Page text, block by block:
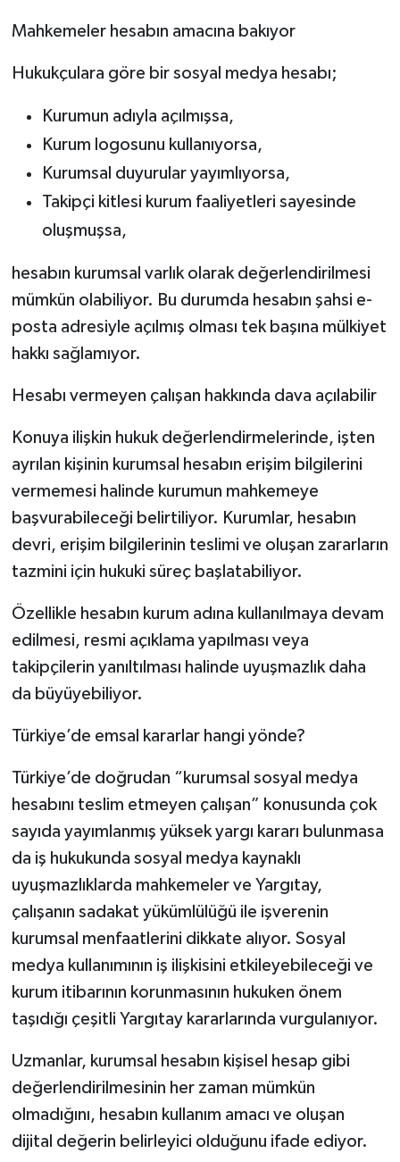
Mahkemeler hesabın amacına bakıyor
Hukukçulara göre bir sosyal medya hesabı;
Kurumun adıyla açılmışsa,
Kurum logosunu kullanıyorsa,
Kurumsal duyurular yayımlıyorsa,
Takipçi kitlesi kurum faaliyetleri sayesinde
oluşmuşsa,
hesabın kurumsal varlık olarak değerlendirilmesi
mümkün olabiliyor. Bu durumda hesabın şahsi e-
posta adresiyle açılmış olması tek başına mülkiyet
hakkı sağlamıyor.
Hesabı vermeyen çalışan hakkında dava açılabilir
Konuya ilişkin hukuk değerlendirmelerinde, işten
ayrılan kişinin kurumsal hesabın erişim bilgilerini
vermemesi halinde kurumun mahkemeye
başvurabileceği belirtiliyor. Kurumlar, hesabın
devri, erişim bilgilerinin teslimi ve oluşan zararların
tazmini için hukuki süreç başlatabiliyor.
Özellikle hesabın kurum adına kullanılmaya devam
edilmesi, resmi açıklama yapılması veya
takipçilerin yanıltılması halinde uyuşmazlık daha
da büyüyebiliyor.
Türkiye’de emsal kararlar hangi yönde?
Türkiye’de doğrudan “kurumsal sosyal medya
hesabını teslim etmeyen çalışan” konusunda çok
sayıda yayımlanmış yüksek yargı kararı bulunmasa
da iş hukukunda sosyal medya kaynaklı
uyuşmazlıklarda mahkemeler ve Yargıtay,
çalışanın sadakat yükümlülüğü ile işverenin
kurumsal menfaatlerini dikkate alıyor. Sosyal
medya kullanımının iş ilişkisini etkileyebileceği ve
kurum itibarının korunmasının hukuken önem
taşıdığı çeşitli Yargıtay kararlarında vurgulanıyor.
Uzmanlar, kurumsal hesabın kişisel hesap gibi
değerlendirilmesinin her zaman mümkün
olmadığını, hesabın kullanım amacı ve oluşan
dijital değerin belirleyici olduğunu ifade ediyor.